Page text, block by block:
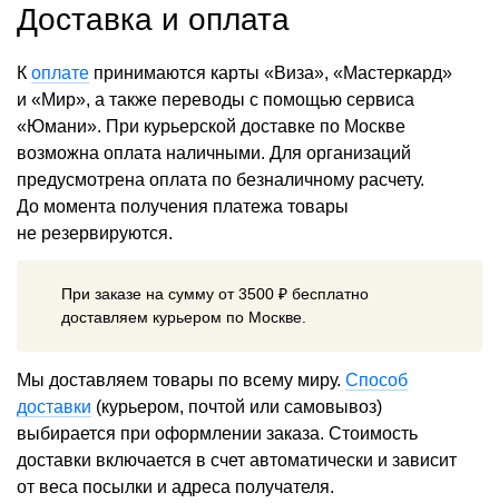
Доставка и оплата
К оплате принимаются карты «Виза», «Мастеркард»
и «Мир», а также переводы с помощью сервиса
«Юмани». При курьерской доставке по Москве
возможна оплата наличными. Для организаций
предусмотрена оплата по безналичному расчету.
До момента получения платежа товары
не резервируются.
При заказе на сумму от 3500 ₽ бесплатно
доставляем курьером по Москве.
Мы доставляем товары по всему миру. Способ
доставки (курьером, почтой или самовывоз)
выбирается при оформлении заказа. Стоимость
доставки включается в счет автоматически и зависит
от веса посылки и адреса получателя.